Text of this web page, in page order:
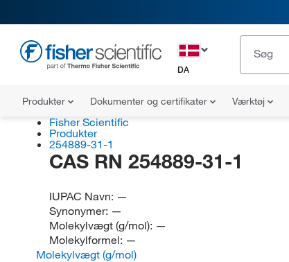
DA
Produkter Dokumenter og certifikater Værktøj
Fisher Scientific
Produkter
254889-31-1
CAS RN 254889-31-1
IUPAC Navn: —
Synonymer: —
Molekylvægt (g/mol): —
Molekylformel: —
Molekylvægt (g/mol)